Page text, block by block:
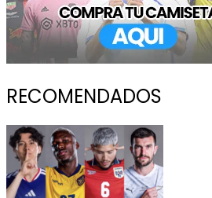
RECOMENDADOS